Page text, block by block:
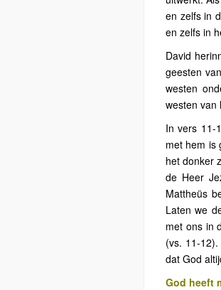
en zelfs in
en zelfs in
David
geesten
westen
westen van
In vers 11-
met hem is
het donker
de Heer
Mattheüs
Laten we
met ons in
(vs. 11-
dat God
God heeft